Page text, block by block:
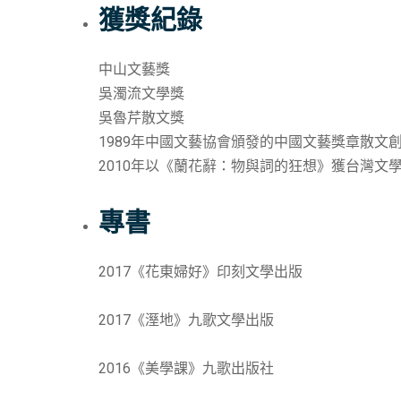
獲獎紀錄
中山文藝獎
吳濁流文學獎
吳魯芹散文獎
1989年中國文藝協會頒發的中國文藝獎章散文
2010年以《蘭花辭：物與詞的狂想》獲台灣文
專書
2017《花東婦好》印刻文學出版
2017《溼地》九歌文學出版
2016《美學課》九歌出版社